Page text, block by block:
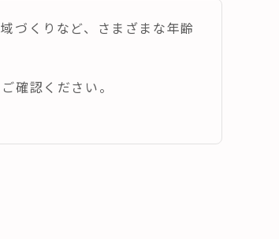
づくりなど、さまざまな年齢
確認ください。